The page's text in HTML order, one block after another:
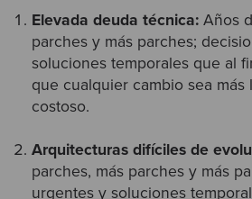
Elevada deuda técnica: Años
parches y más parches;
soluciones temporales que al
que cualquier cambio sea más
costoso.
Arquitecturas difíciles de
parches, más parches y más
urgentes y soluciones